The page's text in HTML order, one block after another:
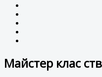
Майстер клас